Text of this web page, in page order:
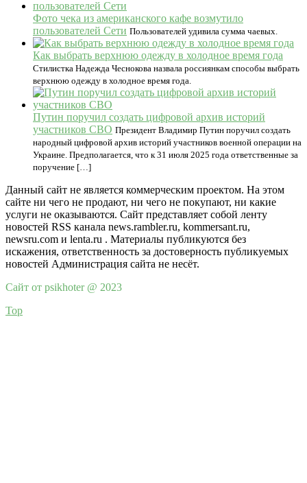
Фото чека из американского кафе возмутило
пользователей Сети Пользователей удивила сумма чаевых.
Как выбрать верхнюю одежду в холодное время года
Стилистка Надежда Чеснокова назвала россиянкам способы выбрать
верхнюю одежду в холодное время года.
Путин поручил создать цифровой архив историй
участников СВО Президент Владимир Путин поручил создать
народный цифровой архив историй участников военной операции на
Украине. Предполагается, что к 31 июля 2025 года ответственные за
поручение […]
Данный сайт не является коммерческим проектом. На этом
сайте ни чего не продают, ни чего не покупают, ни какие
услуги не оказываются. Сайт представляет собой ленту
новостей RSS канала news.rambler.ru, kommersant.ru,
newsru.com и lenta.ru . Материалы публикуются без
искажения, ответственность за достоверность публикуемых
новостей Администрация сайта не несёт.
Сайт от psikhoter @ 2023
Top